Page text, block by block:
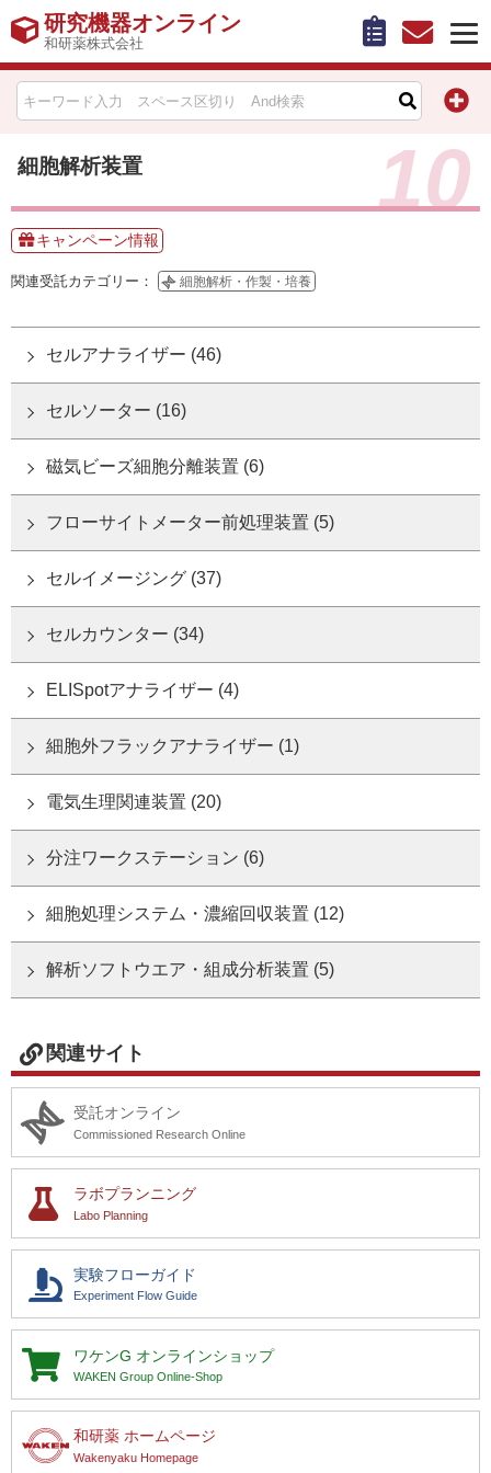
研究機器オンライン
和研薬株式会社
細胞解析装置 10
キャンペーン情報
関連受託カテゴリー： 細胞解析・作製・培養
セルアナライザー (46)
セルソーター (16)
磁気ビーズ細胞分離装置 (6)
フローサイトメーター前処理装置 (5)
セルイメージング (37)
セルカウンター (34)
ELISpotアナライザー (4)
細胞外フラックアナライザー (1)
電気生理関連装置 (20)
分注ワークステーション (6)
細胞処理システム・濃縮回収装置 (12)
解析ソフトウエア・組成分析装置 (5)
関連サイト
受託オンライン
Commissioned Research Online
ラボプランニング
Labo Planning
実験フローガイド
Experiment Flow Guide
ワケンG オンラインショップ
WAKEN Group Online-Shop
和研薬 ホームページ
Wakenyaku Homepage
HOME
お問い合わせ
受託オンライン
ラボプランニング
実験フローガイド
ワケンG オンラインショップ
和研薬 ホームページ